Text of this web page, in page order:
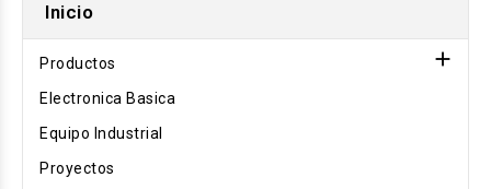
Inicio
Productos 
Electronica Basica
Equipo Industrial
Proyectos